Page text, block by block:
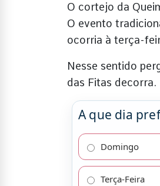
O cortejo da
O evento
ocorria à terça-
Nesse sentido
das Fitas decorra.
A que dia
Domingo
Terça-Feira